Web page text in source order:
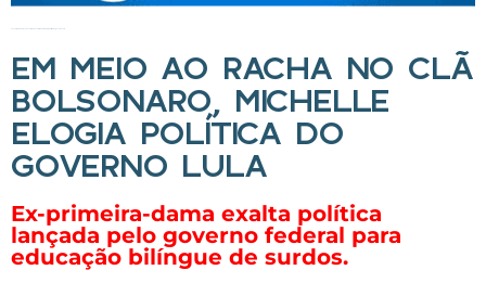
EM MEIO AO RACHA NO CLÃ
BOLSONARO, MICHELLE
ELOGIA POLÍTICA DO
GOVERNO LULA
Ex-primeira-dama exalta política
lançada pelo governo federal para
educação bilíngue de surdos.